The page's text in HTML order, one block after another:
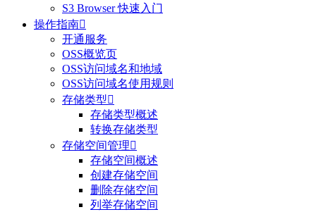
S3 Browser 快速入门
操作指南
开通服务
OSS概览页
OSS访问域名和地域
OSS访问域名使用规则
存储类型
存储类型概述
转换存储类型
存储空间管理
存储空间概述
创建存储空间
删除存储空间
列举存储空间